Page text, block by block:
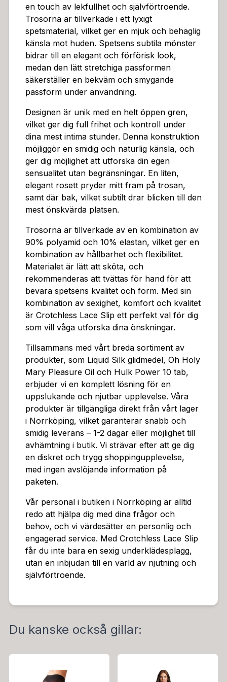
ed dina frågor och behov, och vi värdesätter en pers
onlig och engagerad service. Med Crotchless Lace Sli
p får du inte bara en sexig underklädesplagg, utan en
inbjudan till en värld av njutning och självförtroende.
en touch av lekfullhet och självförtroende.
Trosorna är tillverkade i ett lyxigt
spetsmaterial, vilket ger en mjuk och behaglig
känsla mot huden. Spetsens subtila mönster
bidrar till en elegant och förförisk look,
medan den lätt stretchiga passformen
säkerställer en bekväm och smygande
passform under användning.
Designen är unik med en helt öppen gren,
vilket ger dig full frihet och kontroll under
dina mest intima stunder. Denna konstruktion
möjliggör en smidig och naturlig känsla, och
ger dig möjlighet att utforska din egen
sensualitet utan begränsningar. En liten,
elegant rosett pryder mitt fram på trosan,
samt där bak, vilket subtilt drar blicken till den
mest önskvärda platsen.
Trosorna är tillverkade av en kombination av
90% polyamid och 10% elastan, vilket ger en
kombination av hållbarhet och flexibilitet.
Materialet är lätt att sköta, och
rekommenderas att tvättas för hand för att
bevara spetsens kvalitet och form. Med sin
kombination av sexighet, komfort och kvalitet
är Crotchless Lace Slip ett perfekt val för dig
som vill våga utforska dina önskningar.
Tillsammans med vårt breda sortiment av
produkter, som Liquid Silk glidmedel, Oh Holy
Mary Pleasure Oil och Hulk Power 10 tab,
erbjuder vi en komplett lösning för en
uppslukande och njutbar upplevelse. Våra
produkter är tillgängliga direkt från vårt lager
i Norrköping, vilket garanterar snabb och
smidig leverans – 1-2 dagar eller möjlighet till
avhämtning i butik. Vi strävar efter att ge dig
en diskret och trygg shoppingupplevelse,
med ingen avslöjande information på
paketen.
Vår personal i butiken i Norrköping är alltid
redo att hjälpa dig med dina frågor och
behov, och vi värdesätter en personlig och
engagerad service. Med Crotchless Lace Slip
får du inte bara en sexig underklädesplagg,
utan en inbjudan till en värld av njutning och
självförtroende.
Du kanske också gillar: